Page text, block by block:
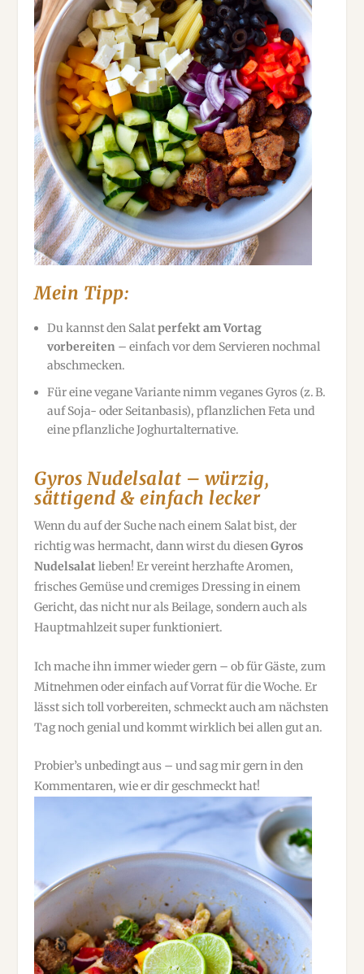
Mein Tipp:
Du kannst den Salatperfekt am Vortag
vorbereiten – einfach vor dem Servieren nochmal
abschmecken.
Für eine vegane Variante nimm veganes Gyros (z. B.
auf Soja- oder Seitanbasis), pflanzlichen Feta und
eine pflanzliche Joghurtalternative.
Gyros Nudelsalat – würzig,
sättigend & einfach lecker
Wenn du auf der Suche nach einem Salat bist, der
richtig was hermacht, dann wirst du diesenGyros
Nudelsalatlieben! Er vereint herzhafte Aromen,
frisches Gemüse und cremiges Dressing in einem
Gericht, das nicht nur als Beilage, sondern auch als
Hauptmahlzeit super funktioniert.
Ich mache ihn immer wieder gern – ob für Gäste, zum
Mitnehmen oder einfach auf Vorrat für die Woche. Er
lässt sich toll vorbereiten, schmeckt auch am nächsten
Tag noch genial und kommt wirklich bei allen gut an.
Probier’s unbedingt aus – und sag mir gern in den
Kommentaren, wie er dir geschmeckt hat!